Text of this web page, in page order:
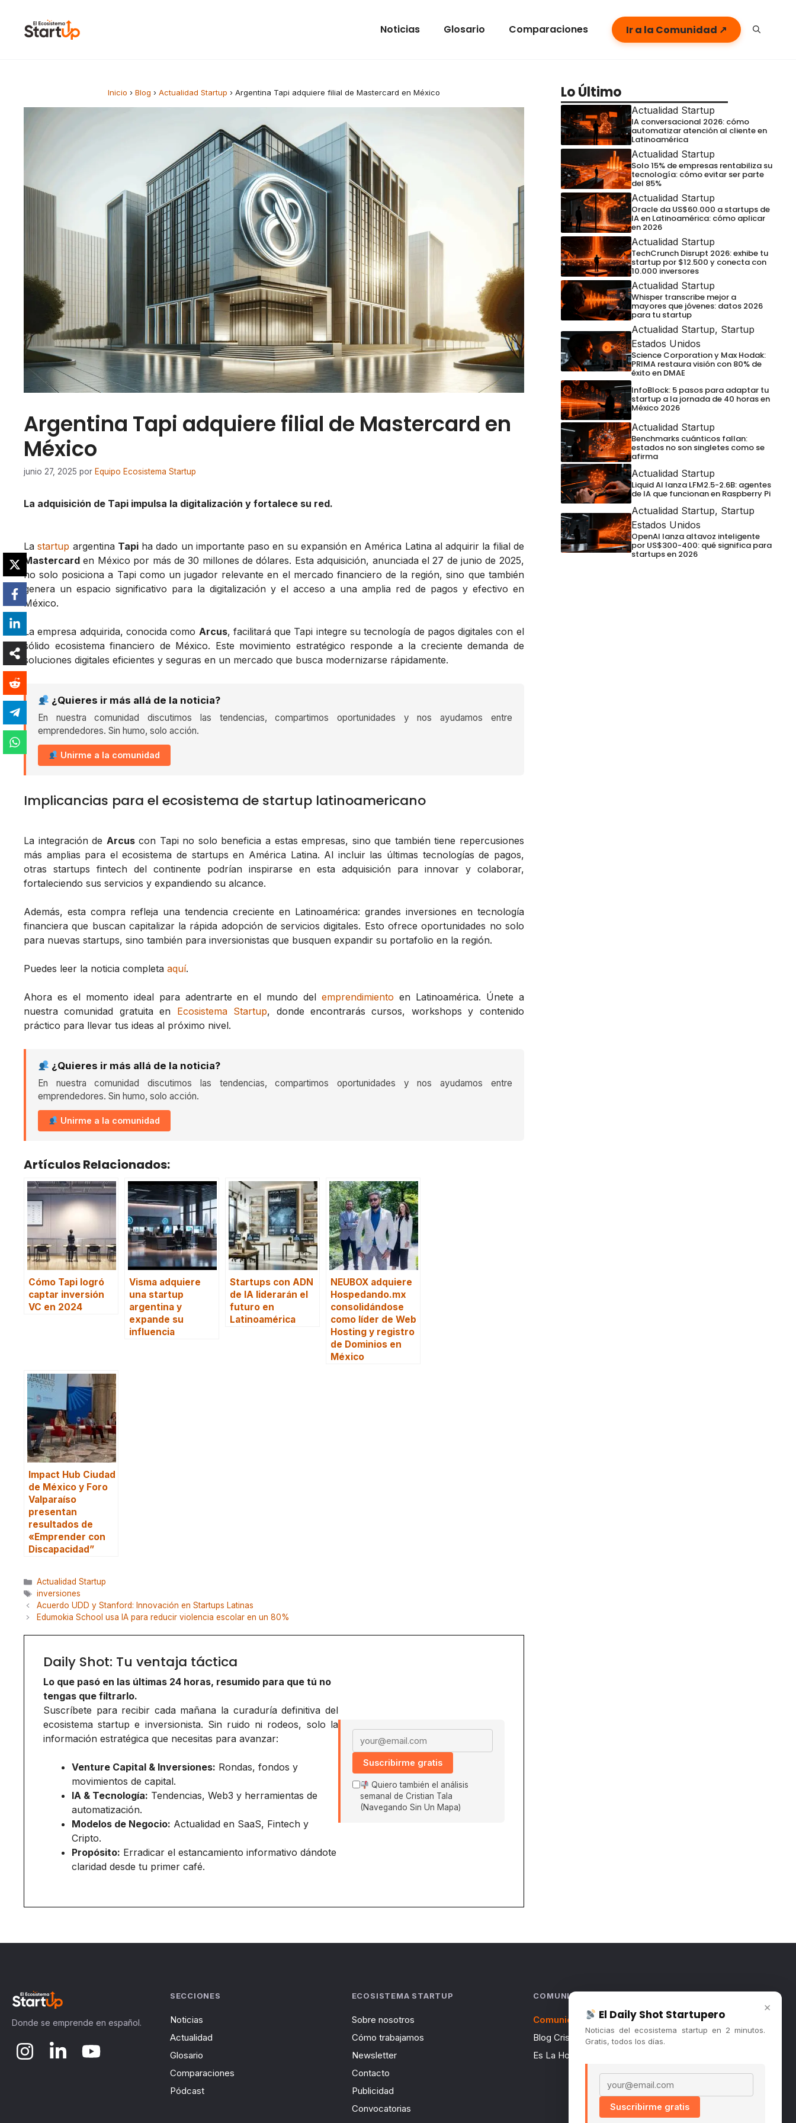
Noticias Glosario Comparaciones Ir a la Comunidad ↗
Inicio › Blog › Actualidad Startup › Argentina Tapi adquiere filial de Mastercard en México
Argentina Tapi adquiere filial de Mastercard en
México
junio 27, 2025 por Equipo Ecosistema Startup
La adquisición de Tapi impulsa la digitalización y fortalece su red.
Lastartup argentina Tapiha dado un importante paso en su expansión en América Latina al adquirir la filial de
Mastercard en México por más de 30 millones de dólares. Esta adquisición, anunciada el 27 de junio de 2025,
no solo posiciona a Tapi como un jugador relevante en el mercado financiero de la región, sino que también
genera un espacio significativo para la digitalización y el acceso a una amplia red de pagos y efectivo en
México.
La empresa adquirida, conocida como Arcus, facilitará que Tapi integre su tecnología de pagos digitales con el
sólido ecosistema financiero de México. Este movimiento estratégico responde a la creciente demanda de
soluciones digitales eficientes y seguras en un mercado que busca modernizarse rápidamente.
¿Quieres ir más allá de la noticia?
En nuestra comunidad discutimos las tendencias, compartimos oportunidades y nos ayudamos entre
emprendedores. Sin humo, solo acción.
Unirme a la comunidad
Implicancias para el ecosistema de startup latinoamericano
La integración de Arcuscon Tapi no solo beneficia a estas empresas, sino que también tiene repercusiones
más amplias para el ecosistema de startups en América Latina. Al incluir las últimas tecnologías de pagos,
otras startups fintech del continente podrían inspirarse en esta adquisición para innovar y colaborar,
fortaleciendo sus servicios y expandiendo su alcance.
Además, esta compra refleja una tendencia creciente en Latinoamérica: grandes inversiones en tecnología
financiera que buscan capitalizar la rápida adopción de servicios digitales. Esto ofrece oportunidades no solo
para nuevas startups, sino también para inversionistas que busquen expandir su portafolio en la región.
Puedes leer la noticia completa aquí.
Ahora es el momento ideal para adentrarte en el mundo delemprendimiento en Latinoamérica. Únete a
nuestra comunidad gratuita en Ecosistema Startup, donde encontrarás cursos, workshops y contenido
práctico para llevar tus ideas al próximo nivel.
¿Quieres ir más allá de la noticia?
En nuestra comunidad discutimos las tendencias, compartimos oportunidades y nos ayudamos entre
emprendedores. Sin humo, solo acción.
Unirme a la comunidad
Artículos Relacionados:
Cómo Tapi logró
captar inversión
VC en 2024
Visma adquiere
una startup
argentina y
expande su
influencia
Startups con ADN
de IA liderarán el
futuro en
Latinoamérica
NEUBOX adquiere
Hospedando.mx
consolidándose
como líder de Web
Hosting y registro
de Dominios en
México
Impact Hub Ciudad
de México y Foro
Valparaíso
presentan
resultados de
«Emprender con
Discapacidad”
Categorías
Actualidad Startup
Etiquetas
inversiones
Acuerdo UDD y Stanford: Innovación en Startups Latinas
Edumokia School usa IA para reducir violencia escolar en un 80%
Daily Shot: Tu ventaja táctica
Lo que pasó en las últimas 24 horas, resumido para que tú no
tengas que filtrarlo.
Suscríbete para recibir cada mañana la curaduría definitiva del
ecosistema startup e inversionista. Sin ruido ni rodeos, solo la
información estratégica que necesitas para avanzar:
Venture Capital & Inversiones: Rondas, fondos y
movimientos de capital.
IA & Tecnología: Tendencias, Web3 y herramientas de
automatización.
Modelos de Negocio: Actualidad en SaaS, Fintech y
Cripto.
Propósito: Erradicar el estancamiento informativo dándote
claridad desde tu primer café.
Email address
Suscribirme gratis
Quiero también el análisis
semanal de Cristian Tala
(Navegando Sin Un Mapa)
Lo Último
Actualidad Startup
IA conversacional 2026: cómo
automatizar atención al cliente en
Latinoamérica
Actualidad Startup
Solo 15% de empresas rentabiliza su
tecnología: cómo evitar ser parte
del 85%
Actualidad Startup
Oracle da US$60.000 a startups de
IA en Latinoamérica: cómo aplicar
en 2026
Actualidad Startup
TechCrunch Disrupt 2026: exhibe tu
startup por $12.500 y conecta con
10.000 inversores
Actualidad Startup
Whisper transcribe mejor a
mayores que jóvenes: datos 2026
para tu startup
Actualidad Startup, Startup
Estados Unidos
Science Corporation y Max Hodak:
PRIMA restaura visión con 80% de
éxito en DMAE
InfoBlock: 5 pasos para adaptar tu
startup a la jornada de 40 horas en
México 2026
Actualidad Startup
Benchmarks cuánticos fallan:
estados no son singletes como se
afirma
Actualidad Startup
Liquid AI lanza LFM2.5-2.6B: agentes
de IA que funcionan en Raspberry Pi
Actualidad Startup, Startup
Estados Unidos
OpenAI lanza altavoz inteligente
por US$300-400: qué significa para
startups en 2026
Donde se emprende en español.
SECCIONES
Noticias
Actualidad
Glosario
Comparaciones
Pódcast
ECOSISTEMA STARTUP
Sobre nosotros
Cómo trabajamos
Newsletter
Contacto
Publicidad
Convocatorias
COMUNIDAD
Comunidad (Skool) ↗
Blog Cristian Tala ↗
Es La Hora de Aprender ↗
×
El Daily Shot Startupero
Noticias del ecosistema startup en 2 minutos.
Gratis, todos los días.
Email address
Suscribirme gratis